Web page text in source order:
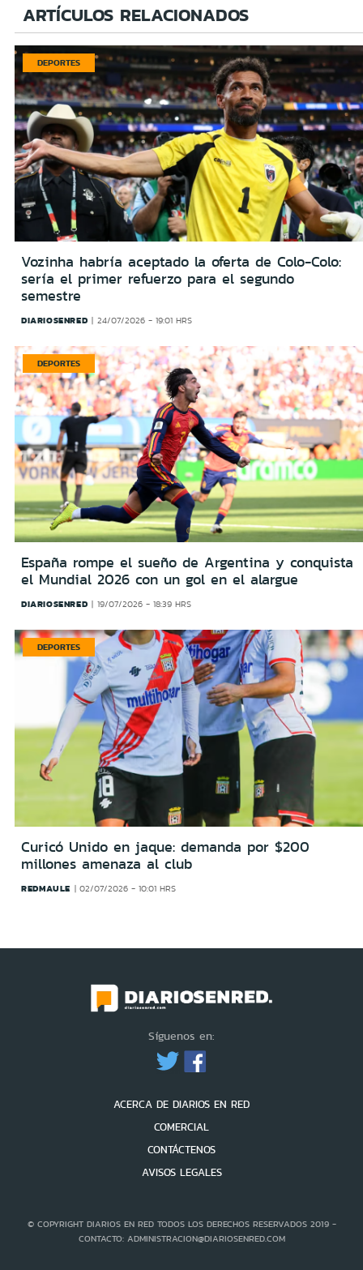
ARTÍCULOS RELACIONADOS
DEPORTES
Vozinha habría aceptado la oferta de Colo-Colo:
sería el primer refuerzo para el segundo
semestre
DIARIOSENRED 24/07/2026 - 19:01 HRS
DEPORTES
España rompe el sueño de Argentina y conquista
el Mundial 2026 con un gol en el alargue
DIARIOSENRED 19/07/2026 - 18:39 HRS
DEPORTES
Curicó Unido en jaque: demanda por $200
millones amenaza al club
REDMAULE 02/07/2026 - 10:01 HRS
Síguenos en:
ACERCA DE DIARIOS EN RED
COMERCIAL
CONTÁCTENOS
AVISOS LEGALES
© COPYRIGHT DIARIOS EN RED TODOS LOS DERECHOS RESERVADOS 2019 -
CONTACTO: ADMINISTRACION@DIARIOSENRED.COM